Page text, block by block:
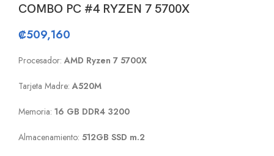
COMBO PC #4 RYZEN 7 5700X
₡509,160
Procesador: AMD Ryzen 7 5700X
Tarjeta Madre: A520M
Memoria: 16 GB DDR4 3200
Almacenamiento: 512GB SSD m.2